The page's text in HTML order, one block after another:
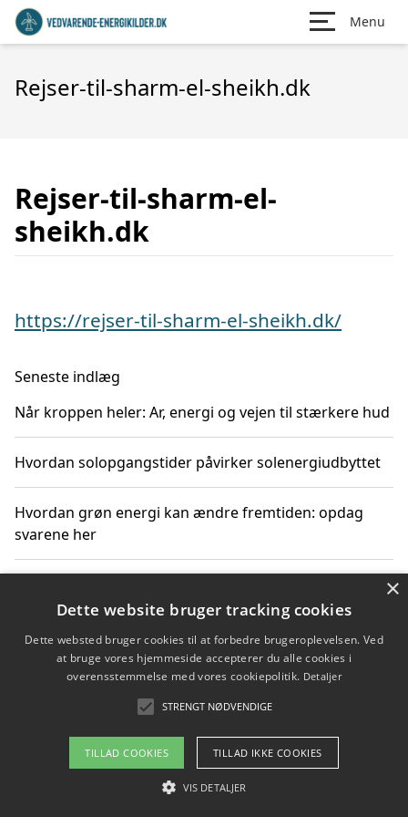
Menu
Rejser-til-sharm-el-sheikh.dk
Rejser-til-sharm-el-
sheikh.dk
https://rejser-til-sharm-el-sheikh.dk/
Seneste indlæg
Når kroppen heler: Ar, energi og vejen til stærkere hud
Hvordan solopgangstider påvirker solenergiudbyttet
Hvordan grøn energi kan ændre fremtiden: opdag
svarene her
solenergiudnyttelse
Hvordan du får svar på energispørgsmål om
vedvarende energikilder
Copyright 2026 - Pilanto Aps
Om / kontakt
Blog Betingelser
×
Dette website bruger tracking cookies
Dette websted bruger cookies til at forbedre brugeroplevelsen. Ved
at bruge vores hjemmeside accepterer du alle cookies i
overensstemmelse med vores cookiepolitik. Detaljer
STRENGT NØDVENDIGE
TILLAD COOKIES TILLAD IKKE COOKIES
VIS DETALJER